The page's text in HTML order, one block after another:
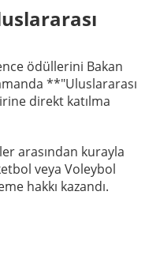
ödüllerini Bakan
**"Uluslararası
direkt katılma
arasından kurayla
veya Voleybol
hakkı kazandı.